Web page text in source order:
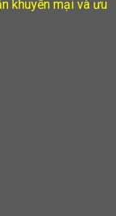
khuyến mại và ưu